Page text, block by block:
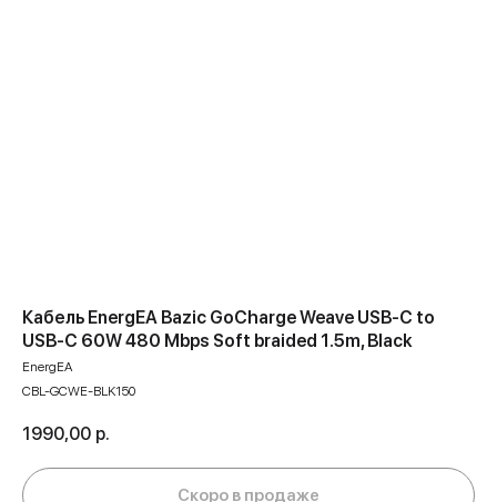
Кабель EnergEA Bazic GoCharge Weave USB-C to
USB-C 60W 480 Mbps Soft braided 1.5m, Black
EnergEA
CBL-GCWE-BLK150
1990,00 р.